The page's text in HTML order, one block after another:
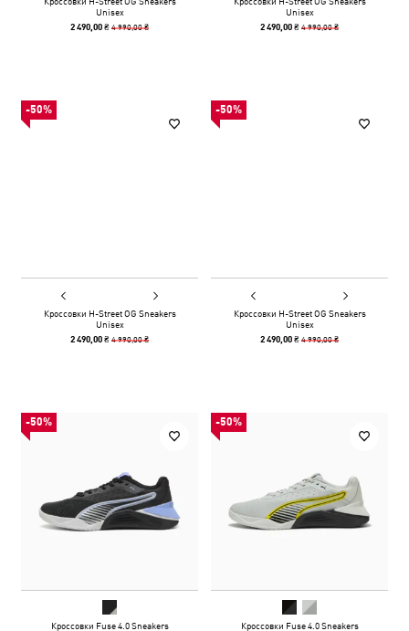
Unisex
2 490,00 ₴4 990,00 ₴
Unisex
2 490,00 ₴4 990,00 ₴
-50%
Кроссовки H-Street OG Sneakers
Unisex
2 490,00 ₴4 990,00 ₴
-50%
Кроссовки H-Street OG Sneakers
Unisex
2 490,00 ₴4 990,00 ₴
-50%
Кроссовки Fuse 4.0 Sneakers
-50%
Кроссовки Fuse 4.0 Sneakers